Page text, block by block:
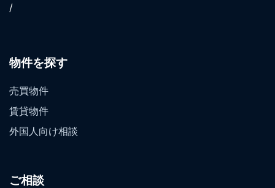
/
物件を探す
売買物件
賃貸物件
外国人向け相談
ご相談